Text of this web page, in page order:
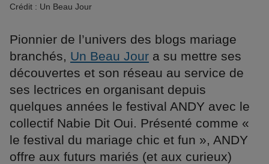
Crédit : Un Beau Jour
Pionnier de l’univers des blogs mariage
branchés, Un Beau Jour a su mettre ses
découvertes et son réseau au service de
ses lectrices en organisant depuis
quelques années le festival ANDY avec le
collectif Nabie Dit Oui. Présenté comme «
le festival du mariage chic et fun », ANDY
offre aux futurs mariés (et aux curieux)